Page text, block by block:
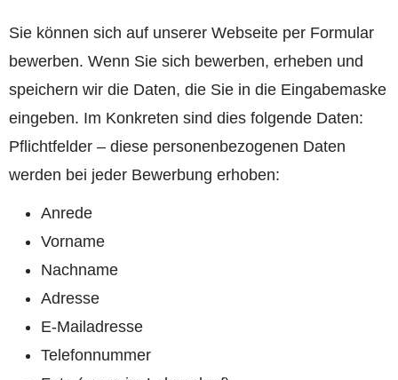
Sie können sich auf unserer Webseite per Formular
bewerben. Wenn Sie sich bewerben, erheben und
speichern wir die Daten, die Sie in die Eingabemaske
eingeben. Im Konkreten sind dies folgende Daten:
Pflichtfelder – diese personenbezogenen Daten
werden bei jeder Bewerbung erhoben:
Anrede
Vorname
Nachname
Adresse
E-Mailadresse
Telefonnummer